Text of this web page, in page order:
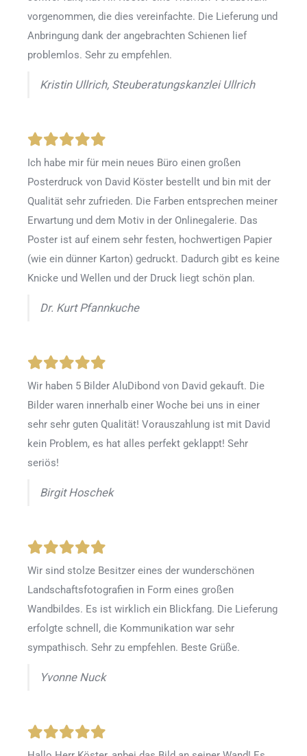
vorgenommen, die dies vereinfachte. Die Lieferung und
Anbringung dank der angebrachten Schienen lief
problemlos. Sehr zu empfehlen.
Kristin Ullrich, Steuberatungskanzlei Ullrich
Ich habe mir für mein neues Büro einen großen
Posterdruck von David Köster bestellt und bin mit der
Qualität sehr zufrieden. Die Farben entsprechen meiner
Erwartung und dem Motiv in der Onlinegalerie. Das
Poster ist auf einem sehr festen, hochwertigen Papier
(wie ein dünner Karton) gedruckt. Dadurch gibt es keine
Knicke und Wellen und der Druck liegt schön plan.
Dr. Kurt Pfannkuche
Wir haben 5 Bilder AluDibond von David gekauft. Die
Bilder waren innerhalb einer Woche bei uns in einer
sehr sehr guten Qualität! Vorauszahlung ist mit David
kein Problem, es hat alles perfekt geklappt! Sehr
seriös!
Birgit Hoschek
Wir sind stolze Besitzer eines der wunderschönen
Landschaftsfotografien in Form eines großen
Wandbildes. Es ist wirklich ein Blickfang. Die Lieferung
erfolgte schnell, die Kommunikation war sehr
sympathisch. Sehr zu empfehlen. Beste Grüße.
Yvonne Nuck